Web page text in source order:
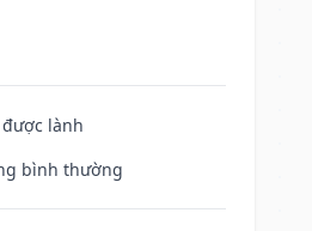
lành
bình thường